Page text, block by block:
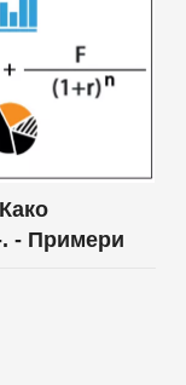
. - Примери